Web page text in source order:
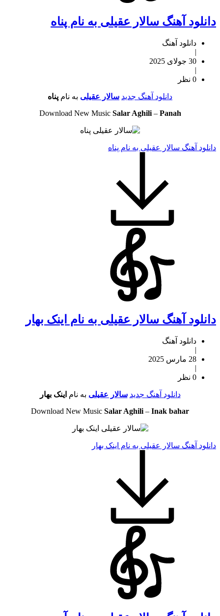
دانلود آهنگ سالار عقیلی به نام پناه
دانلود آهنگ
|
30 جولای 2025
|
0 نظر
دانلود آهنگ جدید سالار عقیلی به نام پناه
Download New Music Salar Aghili– Panah
دانلود آهنگ سالار عقیلی به نام پناه
دانلود آهنگ سالار عقیلی به نام اینک بهار
دانلود آهنگ
|
28 مارس 2025
|
0 نظر
دانلود آهنگ جدید سالار عقیلی به نام اینک بهار
Download New Music Salar Aghili – Inak bahar
دانلود آهنگ سالار عقیلی به نام اینک بهار